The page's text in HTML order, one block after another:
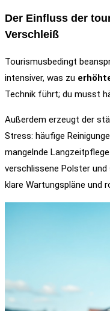
Der Einfluss der
Verschleiß
Tourismusbedingt
intensiver, was zu
Technik führt; du musst
Außerdem erzeugt der
Stress: häufige
mangelnde
verschlissene Polster
klare Wartungspläne und